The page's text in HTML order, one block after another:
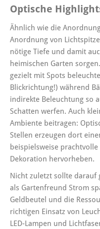
Optische
Ähnlich wie die
Anordnung von
nötige Tiefe und damit
heimischen Garten
gezielt mit Spots
Blickrichtung!) während
indirekte Beleuchtung so
Schatten werfen. Auch
Ambiente beitragen:
Stellen erzeugen dort
beispielsweise
Dekoration hervorheben.
Nicht zuletzt sollte darauf
als Gartenfreund Strom
Geldbeutel und die
richtigen Einsatz von
LED-Lampen und